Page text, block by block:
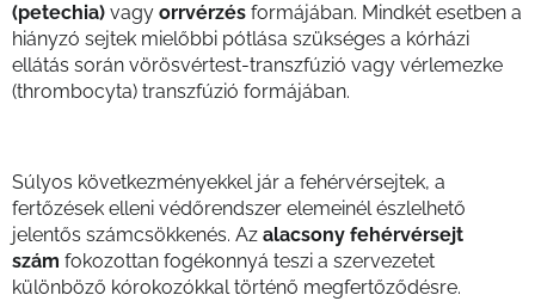
(petechia) vagy orrvérzés formájában. Mindkét esetben a
hiányzó sejtek mielőbbi pótlása szükséges a kórházi
ellátás során vörösvértest-transzfúzió vagy vérlemezke
(thrombocyta) transzfúzió formájában.
Súlyos következményekkel jár a fehérvérsejtek, a
fertőzések elleni védőrendszer elemeinél észlelhető
jelentős számcsökkenés. Az alacsony fehérvérsejt
szám fokozottan fogékonnyá teszi a szervezetet
különböző kórokozókkal történő megfertőződésre.